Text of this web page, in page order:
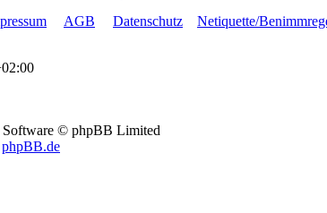
AGB Datenschutz
Netiquette/
© phpBB Limited
phpBB.de